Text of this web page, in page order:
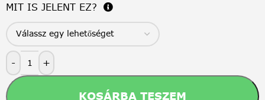
MIT IS JELENT EZ?
- +
KOSÁRBA TESZEM